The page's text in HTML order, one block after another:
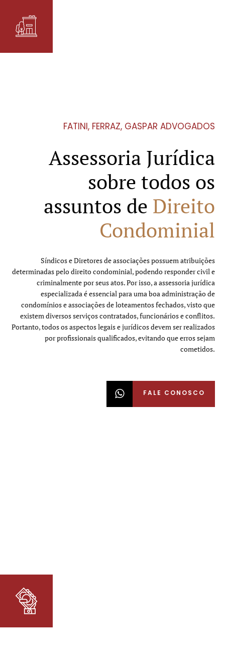
FATINI, FERRAZ, GASPAR ADVOGADOS
Assessoria Jurídica
sobre todos os
assuntos de Direito
Condominial
Síndicos e Diretores de associações possuem atribuições
determinadas pelo direito condominial, podendo responder civil e
criminalmente por seus atos. Por isso, a assessoria jurídica
especializada é essencial para uma boa administração de
condomínios e associações de loteamentos fechados, visto que
existem diversos serviços contratados, funcionários e conflitos.
Portanto, todos os aspectos legais e jurídicos devem ser realizados
por profissionais qualificados, evitando que erros sejam
cometidos.
FALE CONOSCO